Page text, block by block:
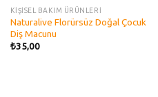
KİŞİSEL BAKIM ÜRÜNLERİ
Naturalive Florürsüz Doğal Çocuk
Diş Macunu
₺35,00